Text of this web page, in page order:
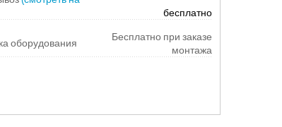
бесплатно
оборудования
Бесплатно при заказе
монтажа